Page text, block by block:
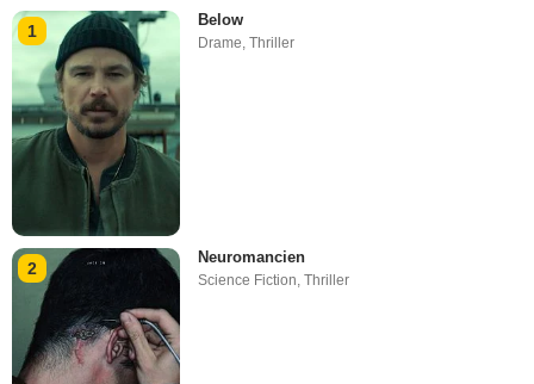
1
Below
Drame,Thriller
2
Neuromancien
Science Fiction ,Thriller